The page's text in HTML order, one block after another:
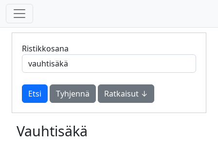
Ristikkosana
Tyhjennä Ratkaisut ↓
Vauhtisäkä